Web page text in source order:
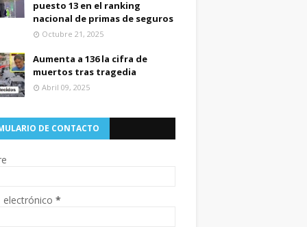
puesto 13 en el ranking
nacional de primas de seguros
Octubre 21, 2025
Aumenta a 136 la cifra de
muertos tras tragedia
Abril 09, 2025
DE CONTACTO
electrónico *